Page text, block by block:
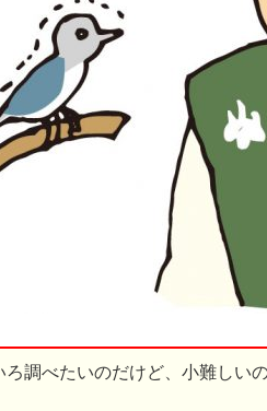
調べたいのだけど、小難しい